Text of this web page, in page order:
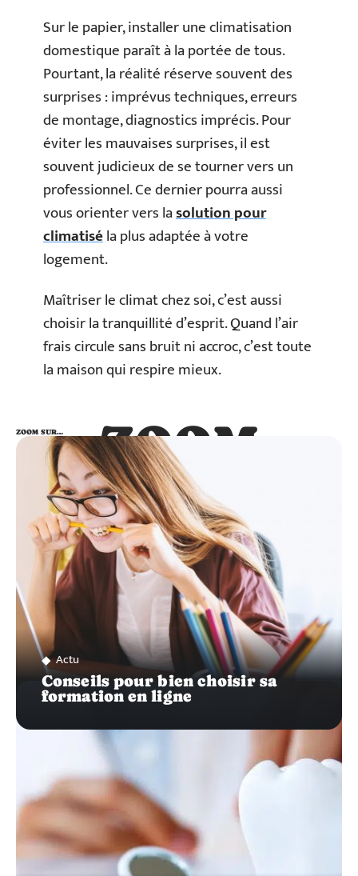
Sur le papier, installer une climatisation
domestique paraît à la portée de tous.
Pourtant, la réalité réserve souvent des
surprises : imprévus techniques, erreurs
de montage, diagnostics imprécis. Pour
éviter les mauvaises surprises, il est
souvent judicieux de se tourner vers un
professionnel. Ce dernier pourra aussi
vous orienter vers lasolution pour
climatiséla plus adaptée à votre
logement.
Maîtriser le climat chez soi, c’est aussi
choisir la tranquillité d’esprit. Quand l’air
frais circule sans bruit ni accroc, c’est toute
la maison qui respire mieux.
ZOOM
SUR…
ZOOM SUR…
Actu
Conseils pour bien choisir sa
formation en ligne